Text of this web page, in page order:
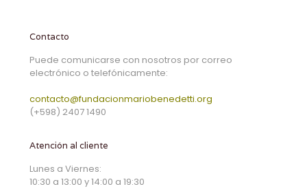
Contacto
Puede comunicarse con nosotros por correo
electrónico o telefónicamente:
contacto@fundacionmariobenedetti.org
(+598) 2407 1490
Atención al cliente
Lunes a Viernes:
10:30 a 13:00 y 14:00 a 19:30